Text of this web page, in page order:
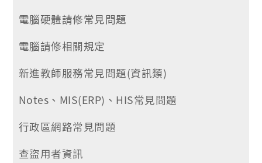
電腦硬體請修常見問題
電腦請修相關規定
新進教師服務常見問題(資訊類)
Notes、MIS(ERP)、HIS常見問題
行政區網路常見問題
查盜用者資訊